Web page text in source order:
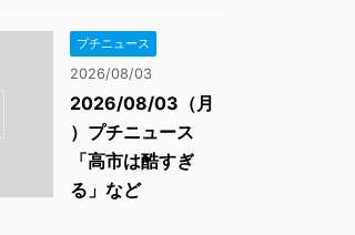
プチニュース
2026/08/03
2026/08/03（月
）プチニュース
「高市は酷すぎ
る」など